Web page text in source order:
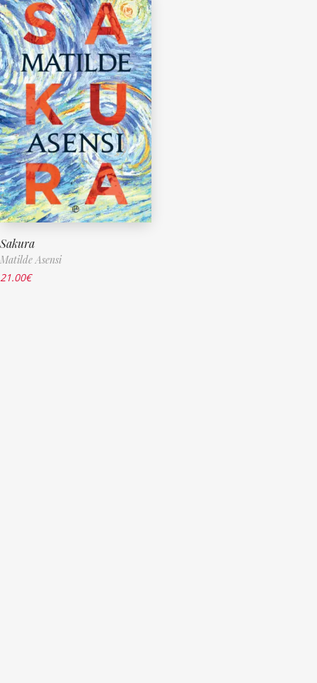
Sakura
Matilde Asensi
21.00€